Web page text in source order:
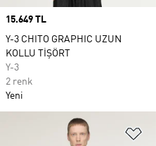
Price
15.649 TL
Y-3 CHITO GRAPHIC UZUN
KOLLU TİŞÖRT
Y-3
2 renk
Yeni